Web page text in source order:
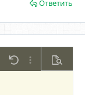
Ответить
Отменить
линию